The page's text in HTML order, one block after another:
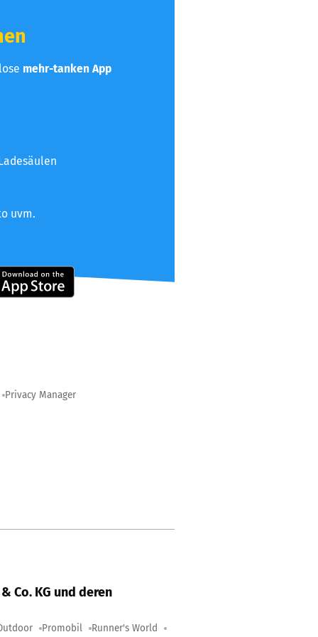
mehr-tanken App
uvm.
Privacy Manager
Co. KG und deren
Promobil Runner's World